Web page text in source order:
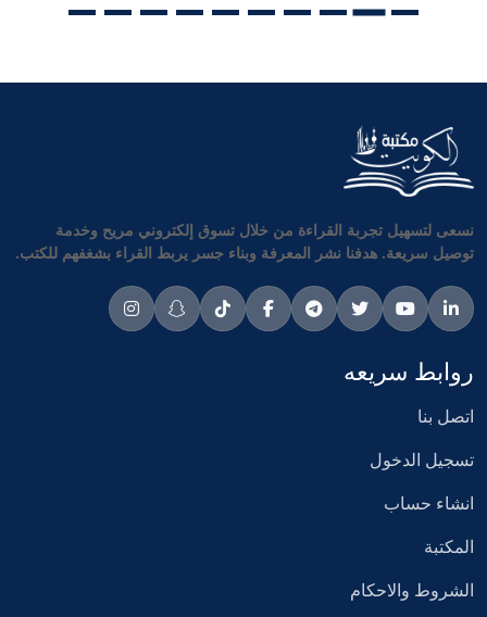
نسعى لتسهيل تجربة القراءة من خلال تسوق إلكتروني مريح وخدمة
توصيل سريعة. هدفنا نشر المعرفة وبناء جسر يربط القراء بشغفهم للكتب.
روابط سريعه
اتصل بنا
تسجيل الدخول
انشاء حساب
المكتبة
الشروط والاحكام